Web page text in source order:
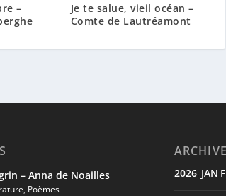
–
Je te salue, vieil océan –
Comte de Lautréamont
– Anna de Noailles
, Poèmes
2026: JAN